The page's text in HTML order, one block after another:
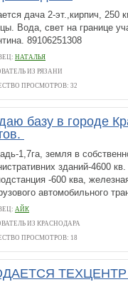
дача 2-эт.,кирпич,
Вода, свет на границе
89106251308
НАТАЛЬЯ
ИЗ РЯЗАНИ
ПРОСМОТРОВ: 32
базу в городе
1,7га, земля в
зданий-4600
-600 ква,
автомобильного
АЙК
ИЗ КРАСНОДАРА
ПРОСМОТРОВ: 18
ТЕХЦЕНТР